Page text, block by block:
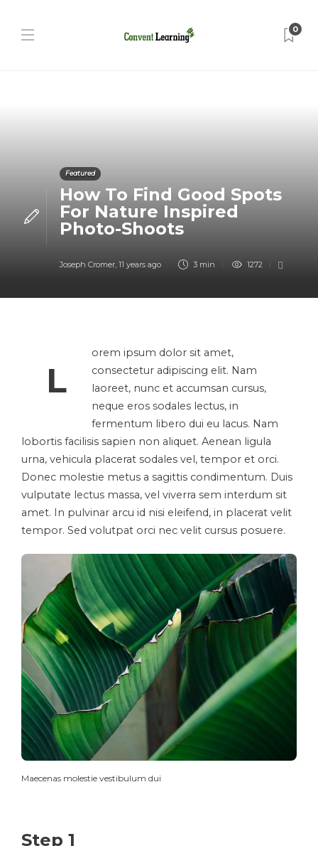
0
Featured
How To Find Good Spots
For Nature Inspired
Photo-Shoots
Joseph Cromer, 11 years ago 3 min 1272
L
orem ipsum dolor sit amet,
consectetur adipiscing elit. Nam
laoreet, nunc et accumsan cursus,
neque eros sodales lectus, in
fermentum libero dui eu lacus. Nam
lobortis facilisis sapien non aliquet. Aenean ligula
urna, vehicula placerat sodales vel, tempor et orci.
Donec molestie metus a sagittis condimentum. Duis
vulputate lectus massa, vel viverra sem interdum sit
amet. In pulvinar arcu id nisi eleifend, in placerat velit
tempor. Sed volutpat orci nec velit cursus posuere.
Maecenas molestie vestibulum dui
Step 1